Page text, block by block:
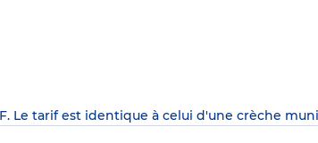
Le tarif est identique à celui d'une crèche